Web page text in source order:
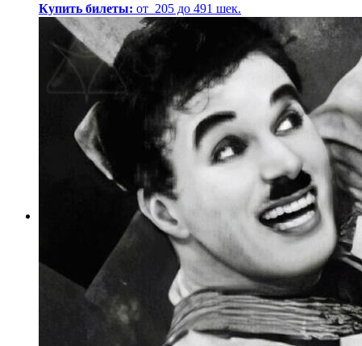
Купить билеты: от 205 до 491 шек.